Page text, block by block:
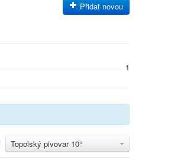
Přidat novou
1
Topolský pivovar 10°